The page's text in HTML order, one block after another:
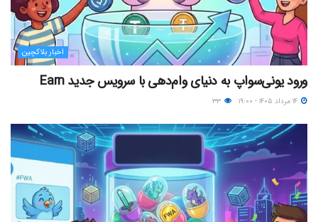
اخبار بلاکچین
ورود یونی‌سواپ به دنیای وام‌دهی با سرویس جدید Earn